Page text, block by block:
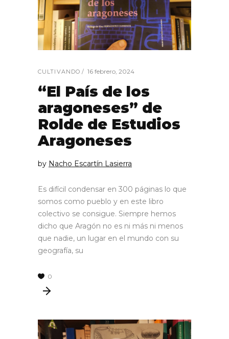
CULTIVANDO 16 febrero, 2024
“El País de los
aragoneses” de
Rolde de Estudios
Aragoneses
by Nacho Escartín Lasierra
Es difícil condensar en 300 páginas lo que
somos como pueblo y en este libro
colectivo se consigue. Siempre hemos
dicho que Aragón no es ni más ni menos
que nadie, un lugar en el mundo con su
geografía, su
0